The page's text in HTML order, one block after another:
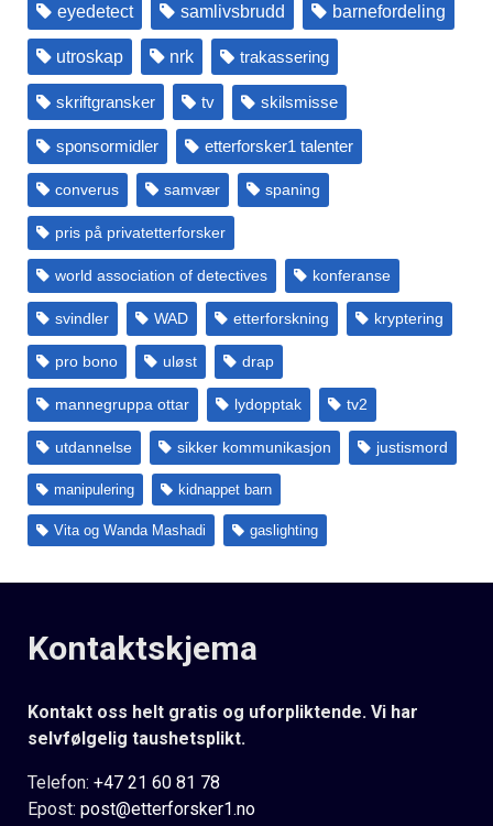
eyedetect samlivsbrudd barnefordeling
utroskap nrk trakassering
skriftgransker tv skilsmisse
sponsormidler etterforsker1 talenter
converus samvær spaning
pris på privatetterforsker
world association of detectives konferanse
svindler WAD etterforskning kryptering
pro bono uløst drap
mannegruppa ottar lydopptak tv2
utdannelse sikker kommunikasjon justismord
manipulering kidnappet barn
Vita og Wanda Mashadi gaslighting
Kontaktskjema
Kontakt oss helt gratis og uforpliktende. Vi har
selvfølgelig taushetsplikt.
Telefon: +47 21 60 81 78
Epost: post@etterforsker1.no